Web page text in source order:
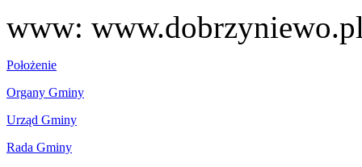
www:
Położenie
Organy Gminy
Urząd Gminy
Rada Gminy